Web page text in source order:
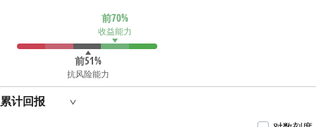
前70%
收益能力
前51%
抗风险能力
累计回报